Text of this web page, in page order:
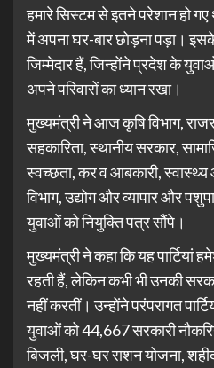
हमारे सिस्टम से इतने परेशान हो
में अपना घर-बार छोड़ना पड़ा। इसके
जिम्मेदार हैं, जिन्होंने प्रदेश के
अपने परिवारों का ध्यान रखा।
मुख्यमंत्री ने आज कृषि विभाग,
सहकारिता, स्थानीय सरकार,
स्वच्छता, कर व आबकारी, स्वास्थ्य
विभाग, उद्योग और व्यापार और
युवाओं को नियुक्ति पत्र सौंपे।
मुख्यमंत्री ने कहा कि यह पार्टियां
रहती हैं, लेकिन कभी भी उनकी
नहीं करतीं। उन्होंने परंपरागत
युवाओं को 44,667 सरकारी
बिजली, घर-घर राशन योजना,